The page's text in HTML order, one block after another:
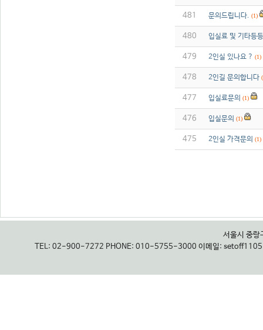
481 문의드립니다. (1)
480 입실료 및 기타등
479 2인실 있나요 ? (1)
478 2인길 문의합니다
477 입실료문의 (1)
476 입실문의 (1)
475 2인실 가격문의 (1)
서울시 중
TEL: 02-900-7272 PHONE: 010-5755-3000 이메일: